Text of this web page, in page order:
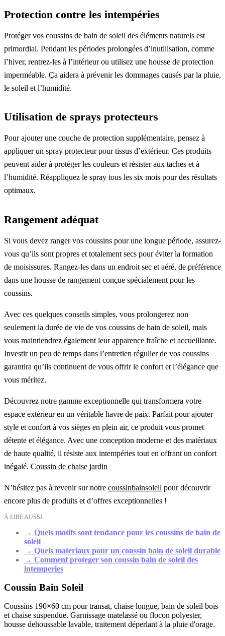
Protection contre les intempéries
Protéger vos coussins de bain de soleil des éléments naturels est
primordial. Pendant les périodes prolongées d’inutilisation, comme
l’hiver, rentrez-les à l’intérieur ou utilisez une housse de protection
imperméable. Ça aidera à prévenir les dommages causés par la pluie,
le soleil et l’humidité.
Utilisation de sprays protecteurs
Pour ajouter une couche de protection supplémentaire, pensez à
appliquer un spray protecteur pour tissus d’extérieur. Ces produits
peuvent aider à protéger les couleurs et résister aux taches et à
l’humidité. Réappliquez le spray tous les six mois pour des résultats
optimaux.
Rangement adéquat
Si vous devez ranger vos coussins pour une longue période, assurez-
vous qu’ils sont propres et totalement secs pour éviter la formation
de moisissures. Rangez-les dans un endroit sec et aéré, de préférence
dans une housse de rangement conçue spécialement pour les
coussins.
Avec ces quelques conseils simples, vous prolongerez non
seulement la durée de vie de vos coussins de bain de soleil, mais
vous maintiendrez également leur apparence fraîche et accueillante.
Investir un peu de temps dans l’entretien régulier de vos coussins
garantira qu’ils continuent de vous offrir le confort et l’élégance que
vous méritez.
Découvrez notre gamme exceptionnelle qui transformera votre
espace extérieur en un véritable havre de paix. Parfait pour ajouter
style et confort à vos sièges en plein air, ce produit vous promet
détente et élégance. Avec une conception moderne et des matériaux
de haute qualité, il résiste aux intempéries tout en offrant un confort
inégalé. Coussin de chaise jardin
N’hésitez pas à revenir sur notre coussinbainsoleil pour découvrir
encore plus de produits et d’offres exceptionnelles !
À LIRE AUSSI
→ Quels motifs sont tendance pour les coussins de bain de
soleil
→ Quels materiaux pour un coussin bain de soleil durable
→ Comment proteger son coussin bain de soleil des
intemperies
Coussin Bain Soleil
Coussins 190×60 cm pour transat, chaise longue, bain de soleil bois
et chaise suspendue. Garnissage matelassé ou flocon polyester,
housse dehoussable lavable, traitement déperlant à la pluie d'orage.